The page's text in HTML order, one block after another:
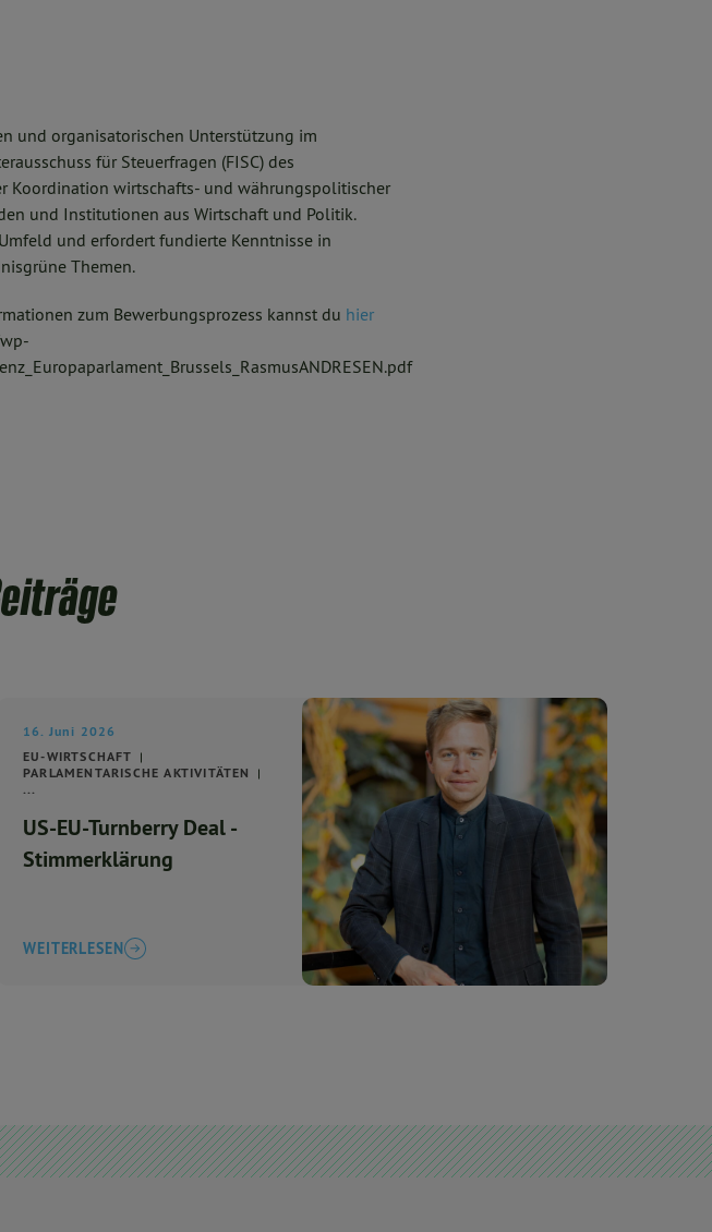
und organisatorischen Unterstützung im
für Steuerfragen (FISC) des
Koordination wirtschafts- und währungspolitischer
und Institutionen aus Wirtschaft und Politik.
und erfordert fundierte Kenntnisse in
Themen.
zum Bewerbungsprozess kannst du hier
16. Juni 2026
EU-WIRTSCHAFT
PARLAMENTARISCHE AKTIVITÄTEN
...
US-EU-Turnberry Deal -
Stimmerklärung
WEITERLESEN